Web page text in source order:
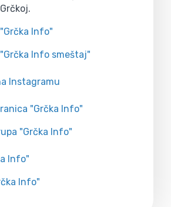
Info"
Info smeštaj"
Instagramu
"Grčka Info"
"Grčka Info"
Info"
Info"